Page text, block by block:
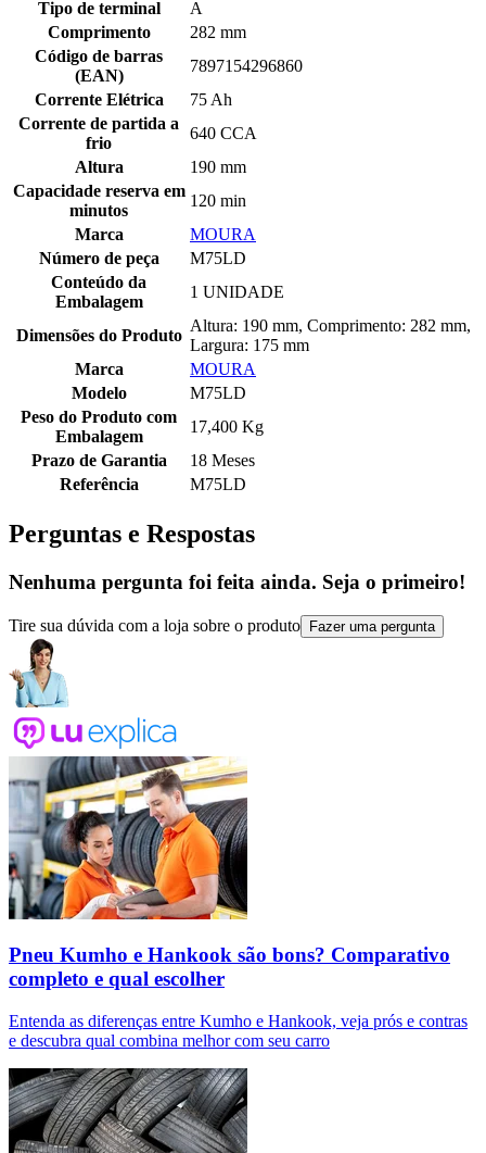
Tipo de terminal
A
Comprimento
282 mm
Código de barras
(EAN)
7897154296860
Corrente Elétrica
75 Ah
Corrente de partida a
frio
640 CCA
Altura
190 mm
Capacidade reserva em
minutos
120 min
Marca
MOURA
Número de peça
M75LD
Conteúdo da
Embalagem
1 UNIDADE
Dimensões do Produto
Altura: 190 mm, Comprimento: 282 mm,
Largura: 175 mm
Marca
MOURA
Modelo
M75LD
Peso do Produto com
Embalagem
17,400 Kg
Prazo de Garantia
18 Meses
Referência
M75LD
Perguntas e Respostas
Nenhuma pergunta foi feita ainda. Seja o primeiro!
Tire sua dúvida com a loja sobre o produto Fazer uma pergunta
Pneu Kumho e Hankook são bons? Comparativo
completo e qual escolher
Entenda as diferenças entre Kumho e Hankook, veja prós e contras
e descubra qual combina melhor com seu carro